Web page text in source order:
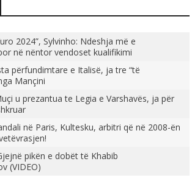
2024”, Sylvinho: Ndeshja më e
në nëntor vendoset kualifikimi
përfundimtare e Italisë, ja tre “të
Mançini
u prezantua te Legia e Varshavës, ja për
në Paris, Kultesku, arbitri që në 2008-ën
pikën e dobët të Khabib
(VIDEO)